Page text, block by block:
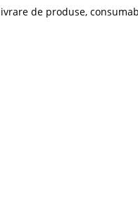
de produse,